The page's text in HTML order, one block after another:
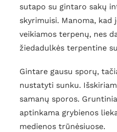
sutapo su gintaro sakų
skyrimuisi. Manoma, kad
veikiamos terpenų, nes
žiedadulkės terpentine
Gintare gausu sporų,
nustatyti sunku.
samanų sporos.
aptinkama grybienos
medienos trūnėsiuose.